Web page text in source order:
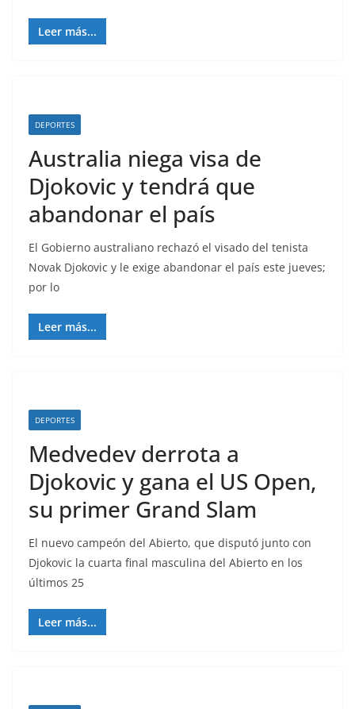
Leer más...
DEPORTES
Australia niega visa de
Djokovic y tendrá que
abandonar el país
El Gobierno australiano rechazó el visado del tenista
Novak Djokovic y le exige abandonar el país este jueves;
por lo
Leer más...
DEPORTES
Medvedev derrota a
Djokovic y gana el US Open,
su primer Grand Slam
El nuevo campeón del Abierto, que disputó junto con
Djokovic la cuarta final masculina del Abierto en los
últimos 25
Leer más...